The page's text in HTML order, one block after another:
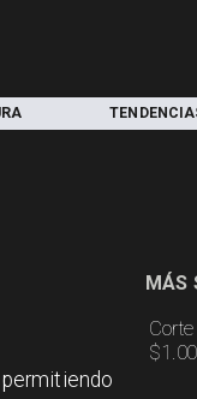
MÁS